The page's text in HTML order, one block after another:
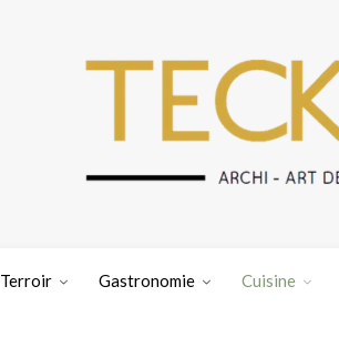
Terroir Gastronomie Cuisine